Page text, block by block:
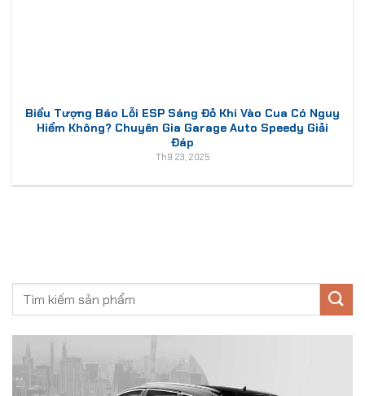
Biểu Tượng Báo Lỗi ESP Sáng Đỏ Khi Vào Cua Có Nguy
Hiểm Không? Chuyên Gia Garage Auto Speedy Giải
Đáp
Th9 23, 2025